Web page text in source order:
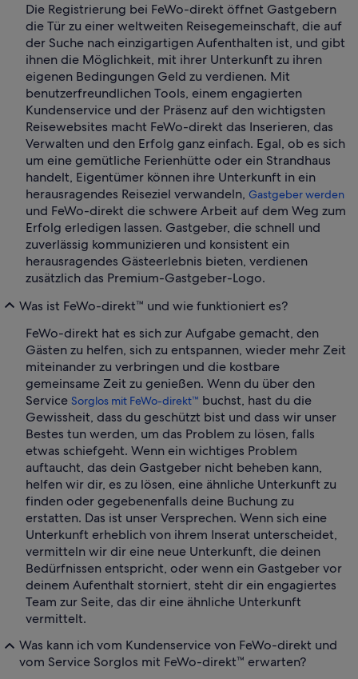
Die Registrierung bei FeWo-direkt öffnet Gastgebern
die Tür zu einer weltweiten Reisegemeinschaft, die auf
der Suche nach einzigartigen Aufenthalten ist, und gibt
ihnen die Möglichkeit, mit ihrer Unterkunft zu ihren
eigenen Bedingungen Geld zu verdienen. Mit
benutzerfreundlichen Tools, einem engagierten
Kundenservice und der Präsenz auf den wichtigsten
Reisewebsites macht FeWo-direkt das Inserieren, das
Verwalten und den Erfolg ganz einfach. Egal, ob es sich
um eine gemütliche Ferienhütte oder ein Strandhaus
handelt, Eigentümer können ihre Unterkunft in ein
herausragendes Reiseziel verwandeln, Gastgeber werden
und FeWo-direkt die schwere Arbeit auf dem Weg zum
Erfolg erledigen lassen. Gastgeber, die schnell und
zuverlässig kommunizieren und konsistent ein
herausragendes Gästeerlebnis bieten, verdienen
zusätzlich das Premium-Gastgeber-Logo.
Was ist FeWo-direkt™ und wie funktioniert es?
FeWo-direkt hat es sich zur Aufgabe gemacht, den
Gästen zu helfen, sich zu entspannen, wieder mehr Zeit
miteinander zu verbringen und die kostbare
gemeinsame Zeit zu genießen. Wenn du über den
Service Sorglos mit FeWo-direkt™ buchst, hast du die
Gewissheit, dass du geschützt bist und dass wir unser
Bestes tun werden, um das Problem zu lösen, falls
etwas schiefgeht. Wenn ein wichtiges Problem
auftaucht, das dein Gastgeber nicht beheben kann,
helfen wir dir, es zu lösen, eine ähnliche Unterkunft zu
finden oder gegebenenfalls deine Buchung zu
erstatten. Das ist unser Versprechen. Wenn sich eine
Unterkunft erheblich von ihrem Inserat unterscheidet,
vermitteln wir dir eine neue Unterkunft, die deinen
Bedürfnissen entspricht, oder wenn ein Gastgeber vor
deinem Aufenthalt storniert, steht dir ein engagiertes
Team zur Seite, das dir eine ähnliche Unterkunft
vermittelt.
Was kann ich vom Kundenservice von FeWo-direkt und
vom Service Sorglos mit FeWo-direkt™ erwarten?